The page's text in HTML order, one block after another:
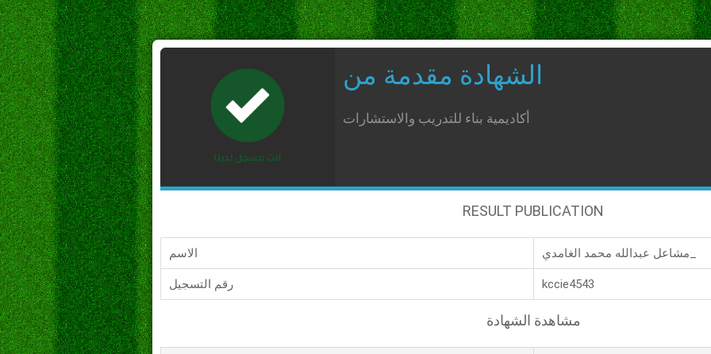
الشهادة مقدمة من
أكاديمية بناء للتدريب والاستشارات
RESULT PUBLICATION
الاسم
رقم التسجيل kccie4543
مشاهدة الشهادة